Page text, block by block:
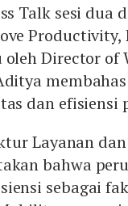
Talk sesi dua
Productivity,
Director of
dan efisiensi
Layanan dan
bahwa
sebagai